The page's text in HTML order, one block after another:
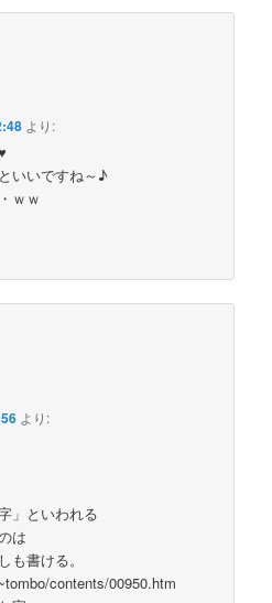
より:
いいですね～♪
ｗｗ
より:
」といわれる
は
も書ける。
contents/00950.htm